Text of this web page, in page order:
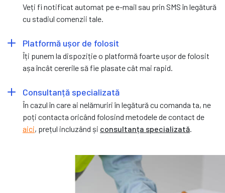
Veți fi notificat automat pe e-mail sau prin SMS în legătură
cu stadiul comenzii tale.
Platformă ușor de folosit
Îți punem la dispoziție o platformă foarte ușor de folosit
așa încât cererile să fie plasate cât mai rapid.
Consultanță specializată
În cazul în care ai nelămuriri în legătură cu comanda ta, ne
poți contacta oricând folosind metodele de contact de
aici, prețul incluzând și consultanța specializată.